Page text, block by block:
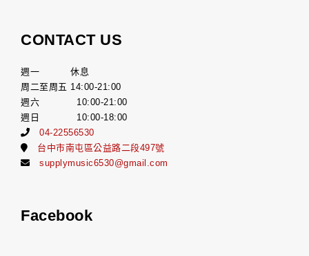
CONTACT US
週一 休息
周二至周五 14:00-21:00
週六 10:00-21:00
週日 10:00-18:00
04-22556530
台中市南屯區公益路二段497號
supplymusic6530@gmail.com
Facebook